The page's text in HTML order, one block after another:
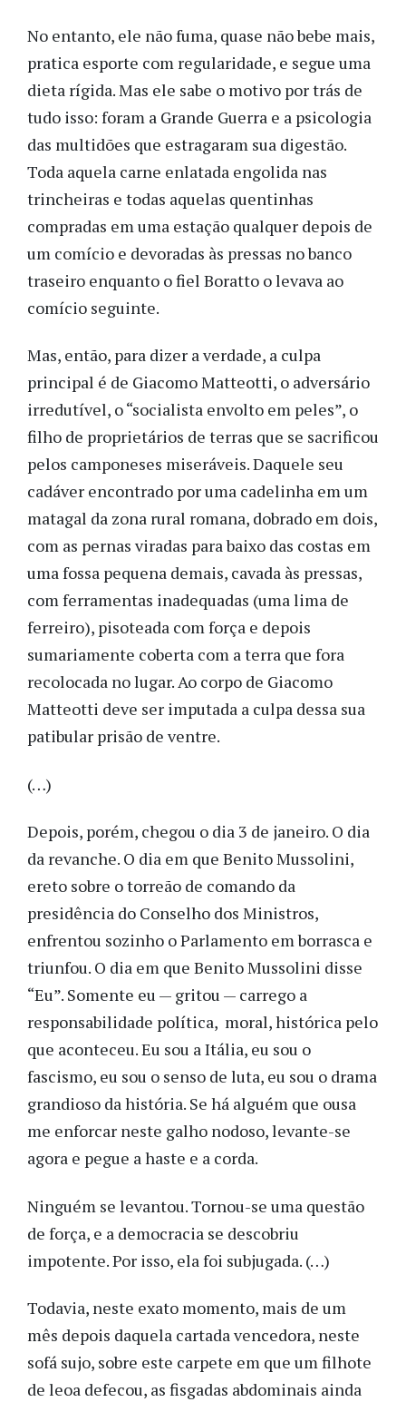
No entanto, ele não fuma, quase não bebe mais,
pratica esporte com regularidade, e segue uma
dieta rígida. Mas ele sabe o motivo por trás de
tudo isso: foram a Grande Guerra e a psicologia
das multidões que estragaram sua digestão.
Toda aquela carne enlatada engolida nas
trincheiras e todas aquelas quentinhas
compradas em uma estação qualquer depois de
um comício e devoradas às pressas no banco
traseiro enquanto o fiel Boratto o levava ao
comício seguinte.
Mas, então, para dizer a verdade, a culpa
principal é de Giacomo Matteotti, o adversário
irredutível, o “socialista envolto em peles”, o
filho de proprietários de terras que se sacrificou
pelos camponeses miseráveis. Daquele seu
cadáver encontrado por uma cadelinha em um
matagal da zona rural romana, dobrado em dois,
com as pernas viradas para baixo das costas em
uma fossa pequena demais, cavada às pressas,
com ferramentas inadequadas (uma lima de
ferreiro), pisoteada com força e depois
sumariamente coberta com a terra que fora
recolocada no lugar. Ao corpo de Giacomo
Matteotti deve ser imputada a culpa dessa sua
patibular prisão de ventre.
(…)
Depois, porém, chegou o dia 3 de janeiro. O dia
da revanche. O dia em que Benito Mussolini,
ereto sobre o torreão de comando da
presidência do Conselho dos Ministros,
enfrentou sozinho o Parlamento em borrasca e
triunfou. O dia em que Benito Mussolini disse
“Eu”. Somente eu — gritou — carrego a
responsabilidade política, moral, histórica pelo
que aconteceu. Eu sou a Itália, eu sou o
fascismo, eu sou o senso de luta, eu sou o drama
grandioso da história. Se há alguém que ousa
me enforcar neste galho nodoso, levante-se
agora e pegue a haste e a corda.
Ninguém se levantou. Tornou-se uma questão
de força, e a democracia se descobriu
impotente. Por isso, ela foi subjugada. (…)
Todavia, neste exato momento, mais de um
mês depois daquela cartada vencedora, neste
sofá sujo, sobre este carpete em que um filhote
de leoa defecou, as fisgadas abdominais ainda